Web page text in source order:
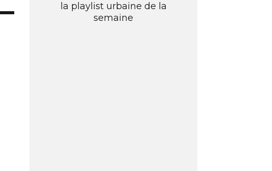
la playlist urbaine de la
semaine